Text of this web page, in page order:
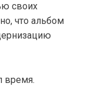
своих
что альбом
время.